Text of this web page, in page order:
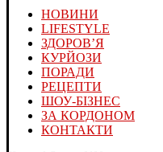
НОВИНИ
LIFESTYLE
ЗДОРОВ’Я
КУРЙОЗИ
ПОРАДИ
РЕЦЕПТИ
ШОУ-БІЗНЕС
ЗА КОРДОНОМ
КОНТАКТИ